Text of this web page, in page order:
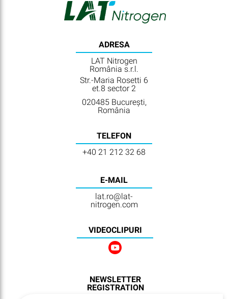
ADRESA
LAT Nitrogen
România s.r.l.
Str.-Maria Rosetti 6
et.8 sector 2
020485 București,
România
TELEFON
+40 21 212 32 68
E-MAIL
lat.ro@lat-
nitrogen.com
VIDEOCLIPURI
NEWSLETTER
REGISTRATION